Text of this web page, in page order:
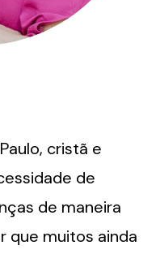
cristã e
de
de maneira
que muitos ainda